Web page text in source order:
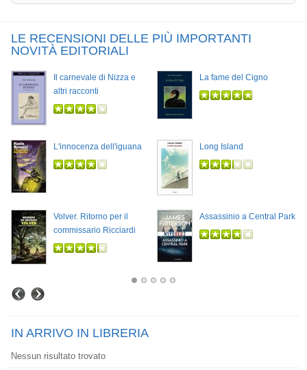
LE RECENSIONI DELLE PIÙ IMPORTANTI
NOVITÀ EDITORIALI
Il carnevale di Nizza e
altri racconti
La fame del Cigno
L'innocenza dell'iguana Long Island
Volver. Ritorno per il
commissario Ricciardi
Assassinio a Central Park
IN ARRIVO IN LIBRERIA
Nessun risultato trovato